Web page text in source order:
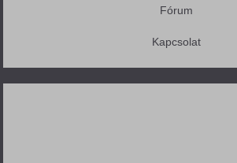
Fórum
Kapcsolat